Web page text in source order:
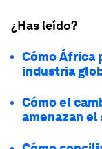
¿Has leído?
Cómo África
industria
Cómo el
amenazan